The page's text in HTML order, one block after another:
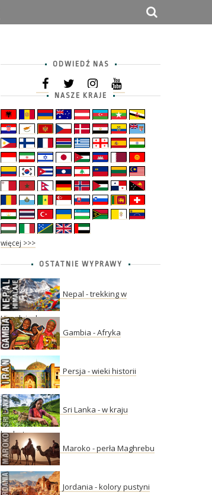
ODWIEDŹ NAS
NASZE KRAJE
więcej >>>
OSTATNIE WYPRAWY
Nepal - trekking w
Himalajach
Gambia - Afryka
Persja - wieki historii
Sri Lanka - w kraju
herbaty
Maroko - perła Maghrebu
Jordania - kolory pustyni